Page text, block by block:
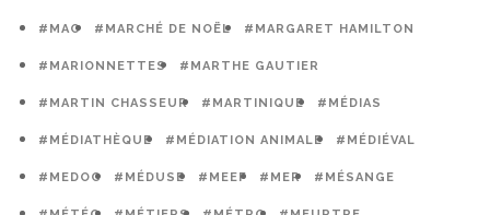
#MAO #MARCHÉ DE NOËL #MARGARET HAMILTON
#MARIONNETTES #MARTHE GAUTIER
#MARTIN CHASSEUR #MARTINIQUE #MÉDIAS
#MÉDIATHÈQUE #MÉDIATION ANIMALE #MÉDIÉVAL
#MEDOC #MÉDUSE #MEEF #MER #MÉSANGE